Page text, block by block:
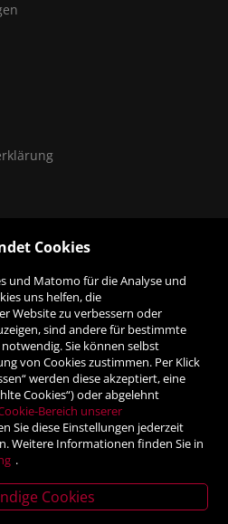
Rechnung
SHOPPEN!
Cookies
und Matomo für die Analyse und
uns helfen, die
Website zu verbessern oder
sind andere für bestimmte
Sie können selbst
von Cookies zustimmen. Per Klick
werden diese akzeptiert, eine
Cookies“) oder abgelehnt
Bereich unserer
Sie diese Einstellungen jederzeit
Weitere Informationen finden Sie in
.
Cookies